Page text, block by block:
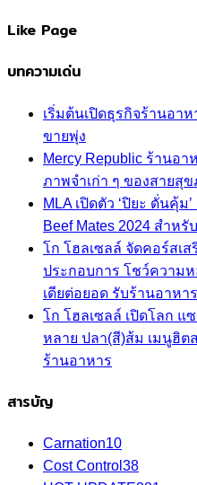
Like Page
บทความเด่น
เริ่มต้นเปิดธุรกิจร้านอา
ขายพุ่ง
Mercy Republic ร้านอา
ภาพจำเก่า ๆ ของสายสุ
MLA เปิดตัว ‘ปิยะ ดั่นคุ้
Beef Mates 2024 สำหรั
โก โฮลเซลล์ จัดคอร์สเ
ประกอบการ โชว์ความ
เดียต่อยอด รับร้านอาหา
โก โฮลเซลล์ เปิดโลก
หลาย ปลา(สี)ส้ม เมนูฮิต
ร้านอาหาร
สารบัญ
Carnation10
Cost Control 38